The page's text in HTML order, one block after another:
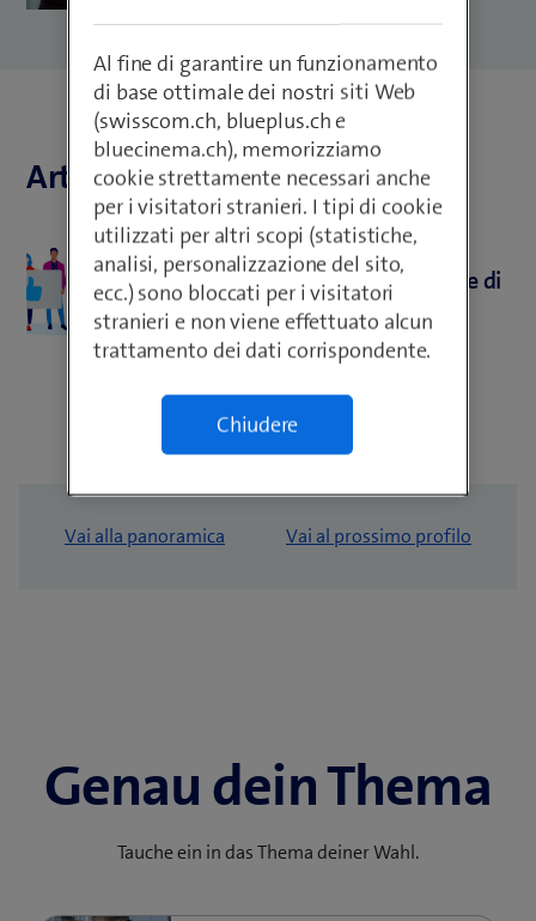
Articoli di Adam Krajewski
Cloud
Il percorso di IBiS verso le code di
quorum con RabbitMQ
Vai alla panoramica Vai al prossimo profilo
Genau dein Thema
Tauche ein in das Thema deiner Wahl.
Al fine di garantire un funzionamento
di base ottimale dei nostri siti Web
(swisscom.ch, blueplus.ch e
bluecinema.ch), memorizziamo
cookie strettamente necessari anche
per i visitatori stranieri. I tipi di cookie
utilizzati per altri scopi (statistiche,
analisi, personalizzazione del sito,
ecc.) sono bloccati per i visitatori
stranieri e non viene effettuato alcun
trattamento dei dati corrispondente.
Chiudere